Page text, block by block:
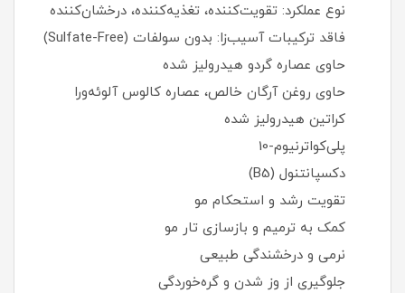
نوع عملکرد: تقویت‌کننده، تغذیه‌کننده، درخشان‌کننده
فاقد ترکیبات آسیب‌زا: بدون سولفات (Sulfate-Free)
حاوی عصاره گردو هیدرولیز شده
حاوی روغن آرگان خالص، عصاره کالوس آلوئه‌ورا
کراتین هیدرولیز شده
پلی‌کواترنیوم-10
دکسپانتنول (B5)
تقویت رشد و استحکام مو
کمک به ترمیم و بازسازی تار مو
نرمی و درخشندگی طبیعی
جلوگیری از وز شدن و گره‌خوردگی